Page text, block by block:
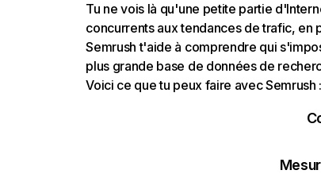
Tu ne vois là qu'une petite partie
concurrents aux tendances de trafic, en
Semrush t'aide à comprendre qui
plus grande base de données de
Voici ce que tu peux faire avec Semrush